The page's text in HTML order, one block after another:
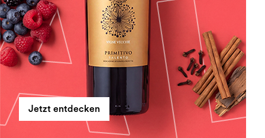
Jetzt entdecken